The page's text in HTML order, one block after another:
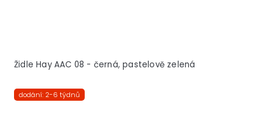
Židle Hay AAC 08 - černá, pastelově zelená
dodání: 2-6 týdnů